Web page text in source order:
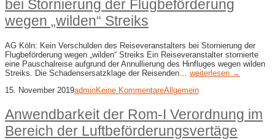
bei Stornierung der Flugbeförderung
wegen „wilden“ Streiks
AG Köln: Kein Verschulden des Reiseveranstalters bei Stornierung der
Flugbeförderung wegen „wilden“ Streiks Ein Reiseveranstalter stornierte
eine Pauschalreise aufgrund der Annullierung des Hinfluges wegen wilden
Streiks. Die Schadensersatzklage der Reisenden… weiterlesen →
15. November 2019adminKeine KommentareAllgemein
Anwendbarkeit der Rom-I Verordnung im
Bereich der Luftbeförderungsvertäge